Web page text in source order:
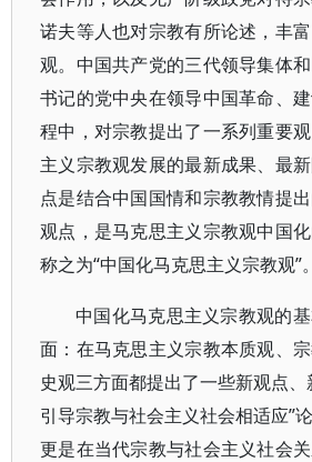
诺夫等人也对宗教有所论述，丰
观。中国共产党的三代领导集体
书记的党中央在领导中国革命、
程中，对宗教提出了一系列重要
主义宗教观发展的最新成果、最
点是结合中国国情和宗教教情提
观点，是马克思主义宗教观中国
称之为“中国化马克思主义宗教观”。
中国化马克思主义宗教观的
面：在马克思主义宗教本质观、
史观三方面都提出了一些新观点
引导宗教与社会主义社会相适应”
更是在当代宗教与社会主义社会